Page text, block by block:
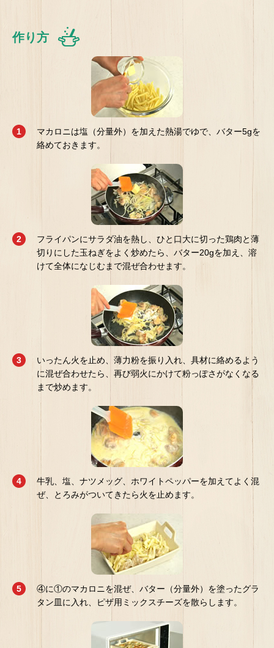
作り方
マカロニは塩（分量外）を加えた熱湯でゆで、バター5gを
絡めておきます。
フライパンにサラダ油を熱し、ひと口大に切った鶏肉と薄
切りにした玉ねぎをよく炒めたら、バター20gを加え、溶
けて全体になじむまで混ぜ合わせます。
いったん火を止め、薄力粉を振り入れ、具材に絡めるよう
に混ぜ合わせたら、再び弱火にかけて粉っぽさがなくなる
まで炒めます。
牛乳、塩、ナツメッグ、ホワイトペッパーを加えてよく混
ぜ、とろみがついてきたら火を止めます。
④に①のマカロニを混ぜ、バター（分量外）を塗ったグラ
タン皿に入れ、ピザ用ミックスチーズを散らします。